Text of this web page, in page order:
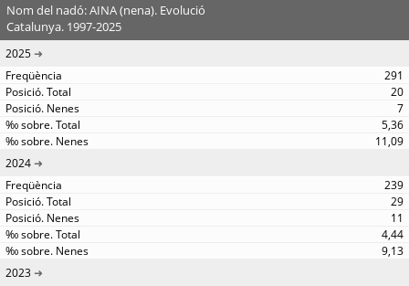
Nom del nadó: AINA (nena). Evolució
Catalunya. 1997-2025
2025
291
20
7
5,36
11,09
2024
239
29
11
4,44
9,13
2023